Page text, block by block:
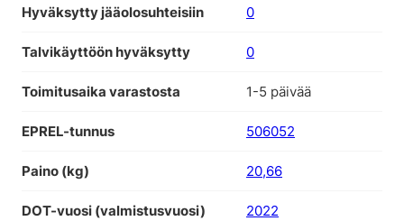
Hyväksytty jääolosuhteisiin 0
Talvikäyttöön hyväksytty 0
Toimitusaika varastosta 1-5 päivää
EPREL-tunnus 506052
Paino (kg) 20,66
DOT-vuosi (valmistusvuosi) 2022